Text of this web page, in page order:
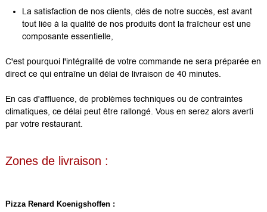
La satisfaction de nos clients, clés de notre succès, est avant
tout liée à la qualité de nos produits dont la fraîcheur est une
composante essentielle,
C'est pourquoi l'intégralité de votre commande ne sera préparée en
direct ce qui entraîne un délai de livraison de 40 minutes.
En cas d'affluence, de problèmes techniques ou de contraintes
climatiques, ce délai peut être rallongé. Vous en serez alors averti
par votre restaurant.
Zones de livraison :
Pizza Renard Koenigshoffen :